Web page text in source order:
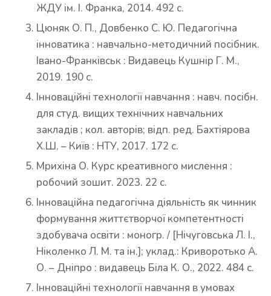
ЖДУ ім. І. Франка, 2014. 492 с.
Цюняк О. П., Довбенко С. Ю. Педагогічна
інноватика : навчально-методичний посібник.
Івано-Франківськ : Видавець Кушнір Г. М.,
2019. 190 с.
Інноваційні технології навчання : навч. посібн.
для студ. вищих технічних навчальних
закладів ; кол. авторів; відп. ред. Бахтіярова
Х.Ш. – Київ : НТУ, 2017. 172 с.
Мрихіна О. Курс креативного мислення :
робочий зошит. 2023. 22 с.
Інноваційна педагогічна діяльність як чинник
формування життєтворчої компетентності
здобувача освіти : моногр. / [Нічуговська Л. І.,
Ніколенко Л. М. та ін.]; уклад.: Криворотько А.
О. – Дніпро : видавець Біла К. О., 2022. 484 с.
Інноваційні технології навчання в умовах